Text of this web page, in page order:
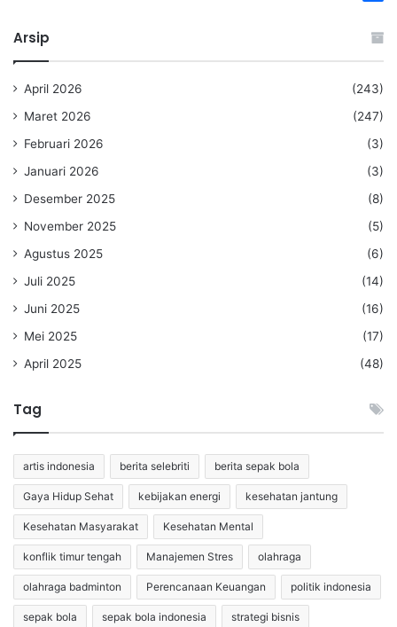
Arsip
April 2026
(243)
Maret 2026
(247)
Februari 2026
(3)
Januari 2026
(3)
Desember 2025
(8)
November 2025
(5)
Agustus 2025
(6)
Juli 2025
(14)
Juni 2025
(16)
Mei 2025
(17)
April 2025
(48)
Tag
artis indonesia berita selebriti berita sepak bola
Gaya Hidup Sehat kebijakan energi kesehatan jantung
Kesehatan Masyarakat Kesehatan Mental
konflik timur tengah Manajemen Stres olahraga
olahraga badminton Perencanaan Keuangan politik indonesia
sepak bola sepak bola indonesia strategi bisnis